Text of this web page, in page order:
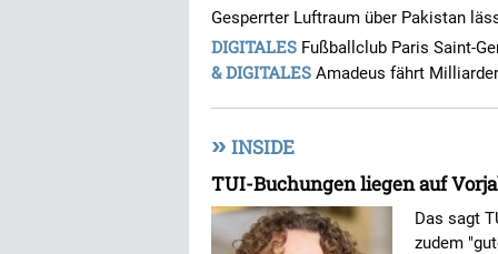
Gesperrter Luftraum über Pakistan
DIGITALES Fußballclub Paris Saint-
& DIGITALES Amadeus fährt
» INSIDE
TUI-Buchungen liegen auf
Das sagt
zudem